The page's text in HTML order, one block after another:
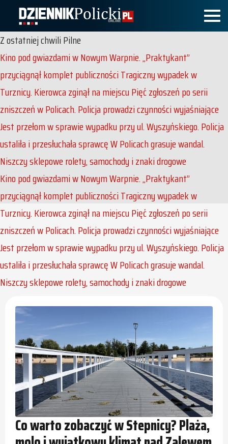
Z ostatniej chwiliPilne
Kino pod gwiazdami w Nowym Warpnie. „Praktykant”
przyciągnął komplet publicznościTragiczny wypadek w
Turznicy. Kierowca zginął na miejscuPięć zgłoszeń po serii
zniszczeń w Policach. Policja prowadzi czynności wyjaśniające
Jest przełom w sprawie wypadku przy ul. Wyszyńskiego. Policja
ustaliła i przesłuchała sprawcęW Policach grasuje wandal.
Niszczy sklepowe rolety, samochody i znaki drogowe
Kino pod gwiazdami w Nowym Warpnie. „Praktykant”
przyciągnął komplet publicznościTragiczny wypadek w
Turznicy. Kierowca zginął na miejscuPięć zgłoszeń po serii
zniszczeń w Policach. Policja prowadzi czynności wyjaśniające
Jest przełom w sprawie wypadku przy ul. Wyszyńskiego. Policja
ustaliła i przesłuchała sprawcęW Policach grasuje wandal.
Niszczy sklepowe rolety, samochody i znaki drogowe
Co warto zobaczyć w Stepnicy? Plaża,